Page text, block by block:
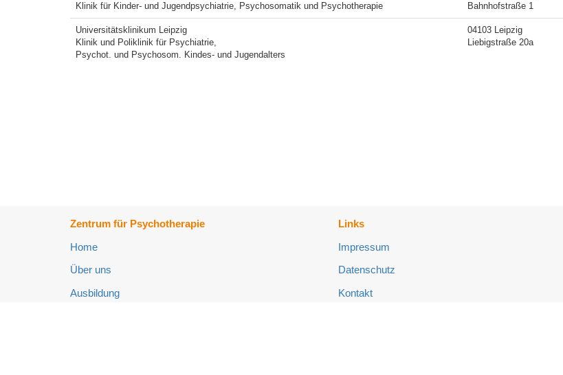
Klinik für Kinder- und Jugendpsychiatrie, Psychosomatik und Psychotherapie
Bahnhofstraße 1
Universitätsklinikum Leipzig
Klinik und Poliklinik für Psychiatrie,
Psychot. und Psychosom. Kindes- und Jugendalters
04103 Leipzig
Liebigstraße 20a
Zentrum für Psychotherapie
Home
Über uns
Ausbildung
Links
Impressum
Datenschutz
Kontakt